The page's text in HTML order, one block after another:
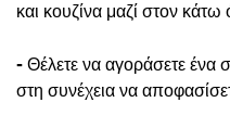
και κουζίνα μαζί στον
- Θέλετε να αγοράσετε ένα
στη συνέχεια να